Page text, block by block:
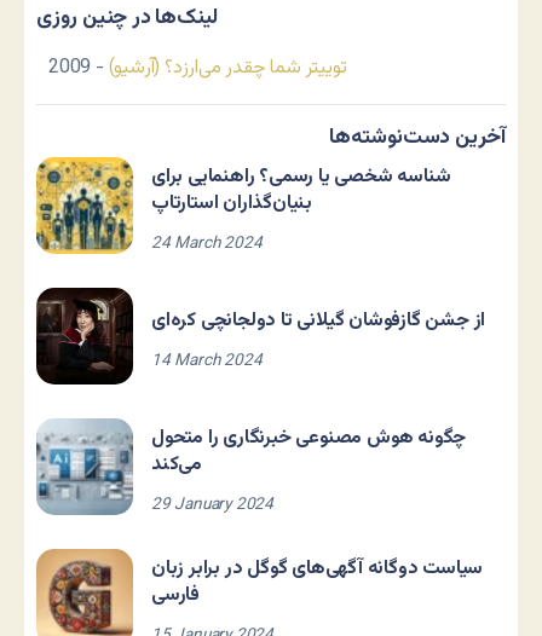
لینک‌ها در چنین روزی
توییتر شما چقدر می‌ارزد؟ (آرشیو) - 2009
آخرین دست‌نوشته‌ها
شناسه شخصی یا رسمی؟ راهنمایی برای
بنیان‌گذاران استارتاپ
24 March 2024
از جشن گازفوشان گیلانی تا دولجانچی کره‌ای
14 March 2024
چگونه هوش مصنوعی خبرنگاری را متحول
می‌کند
29 January 2024
سیاست دوگانه آگهی‌های گوگل در برابر زبان
فارسی